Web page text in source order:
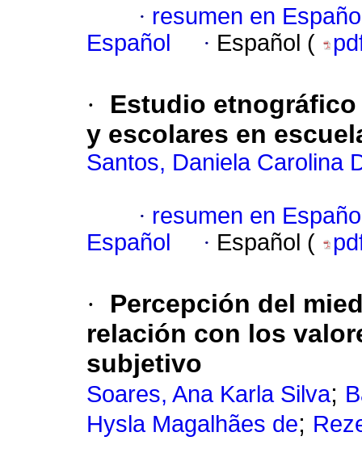
· resumen en
Español
· Español (
·
Estudio
y escolares en
Santos, Daniela Carolina
· resumen en
Español
· Español (
·
Percepción del
relación con los
subjetivo
Soares, Ana Karla Silva;
Hysla Magalhães de;